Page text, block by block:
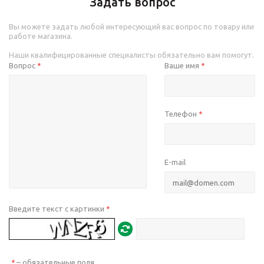
Вы можете задать любой интересующий вас вопрос по товару или
работе магазина.
Наши квалифицированные специалисты обязательно вам помогут.
Вопрос * Ваше имя *
Телефон *
E-mail
Введите текст с картинки *